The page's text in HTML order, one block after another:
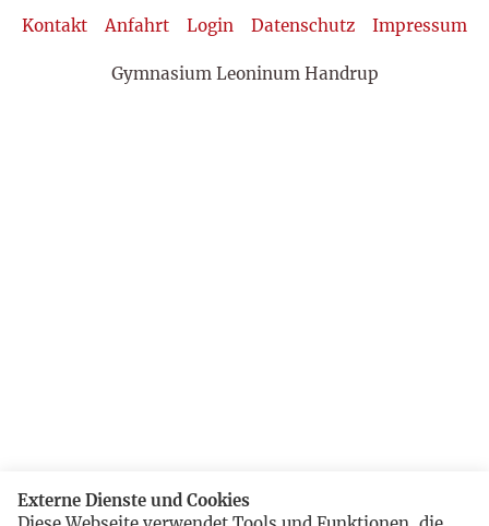
Kontakt Anfahrt Login Datenschutz Impressum
Gymnasium Leoninum Handrup
Externe Dienste und Cookies